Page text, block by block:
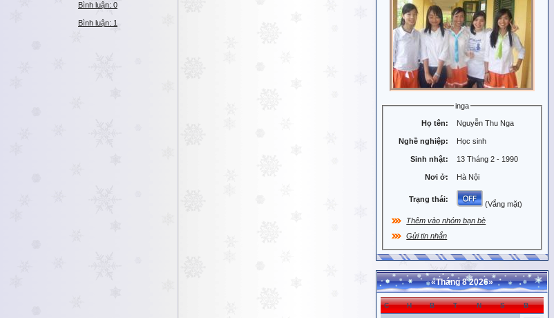
Bình luận: 0
Bình luận: 1
inga
Họ tên: Nguyễn Thu Nga
Nghề nghiệp: Học sinh
Sinh nhật: 13 Tháng 2 - 1990
Nơi ở: Hà Nội
Trạng thái:
(Vắng mặt)
Thêm vào nhóm bạn bè
Gửi tin nhắn
«Tháng 8 2026»
C H B T N S B